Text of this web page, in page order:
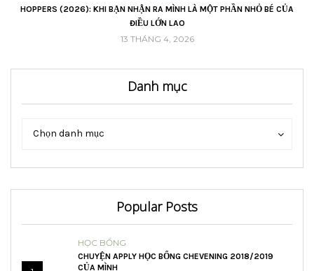
HOPPERS (2026): KHI BẠN NHẬN RA MÌNH LÀ MỘT PHẦN NHỎ BÉ CỦA
ĐIỀU LỚN LAO
13 THÁNG 4, 2026
Danh mục
Chọn danh mục
Danh
Popular Posts
HỌC BỔNG
CHUYỆN APPLY HỌC BỔNG CHEVENING 2018/2019
CỦA MÌNH